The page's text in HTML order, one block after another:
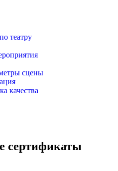
театру
сцены
качества
сертификаты